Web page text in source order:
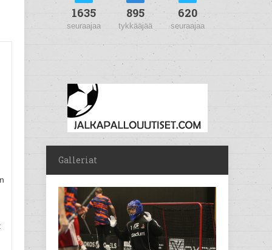
1635
seuraajaa
895
tykkääjää
620
seuraajaa
Galleriat